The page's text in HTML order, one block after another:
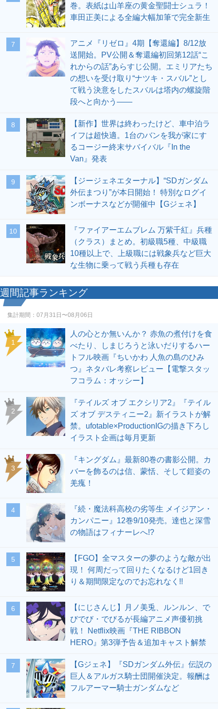
巻。表紙は山羊座の黄金聖闘士シュラ！
車田正美による全編大幅加筆で完全新生
7
アニメ『リゼロ』4期【奪還編】8/12放
送開始。PV公開＆奪還編初回第12話“こ
れからの話”あらすじ公開。エミリアたち
の想いを受け取り“ナツキ・スバル”とし
て戦う決意をしたスバルは塔内の螺旋階
段へと向かう――
8
【新作】世界は終わったけど、車中泊ラ
イフは超快適。1台のバンを我が家にす
るコージー終末サバイバル『In the
Van』発表
9
【ジージェネエターナル】“SDガンダム
外伝まつり”が本日開始！ 特別なログイ
ンボーナスなどが開催中【Gジェネ】
10
『ファイアーエムブレム 万紫千紅』兵種
（クラス）まとめ。初級職5種、中級職
10種以上で、上級職には戦象兵など巨大
な生物に乗って戦う兵種も存在
週間記事ランキング
集計期間： 07月31日〜08月06日
1
人の心とか無いんか？ 赤魚の煮付けを食
べたり、しまじろうと泳いだりするハー
トフル映画『ちいかわ 人魚の島のひみ
つ』ネタバレ考察レビュー【電撃スタッ
フコラム：オッシー】
2
『テイルズ オブ エクシリア2』『テイル
ズ オブ デスティニー2』新イラストが解
禁。ufotable×ProductionIGの描き下ろし
イラスト企画は毎月更新
3
『キングダム』最新80巻の書影公開。カ
バーを飾るのは信、蒙恬、そして鎧姿の
羌瘣！
4
『続・魔法科高校の劣等生 メイジアン・
カンパニー』12巻9/10発売。達也と深雪
の物語はフィナーレへ!?
5
【FGO】全マスターの夢のような敵が出
現！ 何周だって回りたくなるけど1回き
り＆期間限定なのでお忘れなく!!
6
【にじさんじ】月ノ美兎、ルンルン、で
びでび・でびるが長編アニメ声優初挑
戦！ Netflix映画『THE RIBBON
HERO』第3弾予告＆追加キャスト解禁
7
【Gジェネ】『SDガンダム外伝』伝説の
巨人＆アルガス騎士団開催決定。報酬は
フルアーマー騎士ガンダムなど